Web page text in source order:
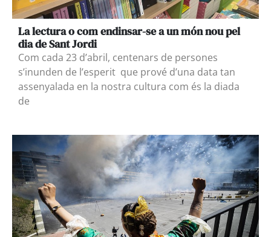
La lectura o com endinsar-se a un món nou pel
dia de Sant Jordi
Com cada 23 d’abril, centenars de persones
s’inunden de l’esperit que prové d’una data tan
assenyalada en la nostra cultura com és la diada
de